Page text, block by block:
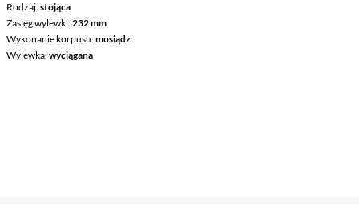
Rodzaj stojąca
Zasięg wylewki 232 mm
Wykonanie korpusu mosiądz
Wylewka wyciągana